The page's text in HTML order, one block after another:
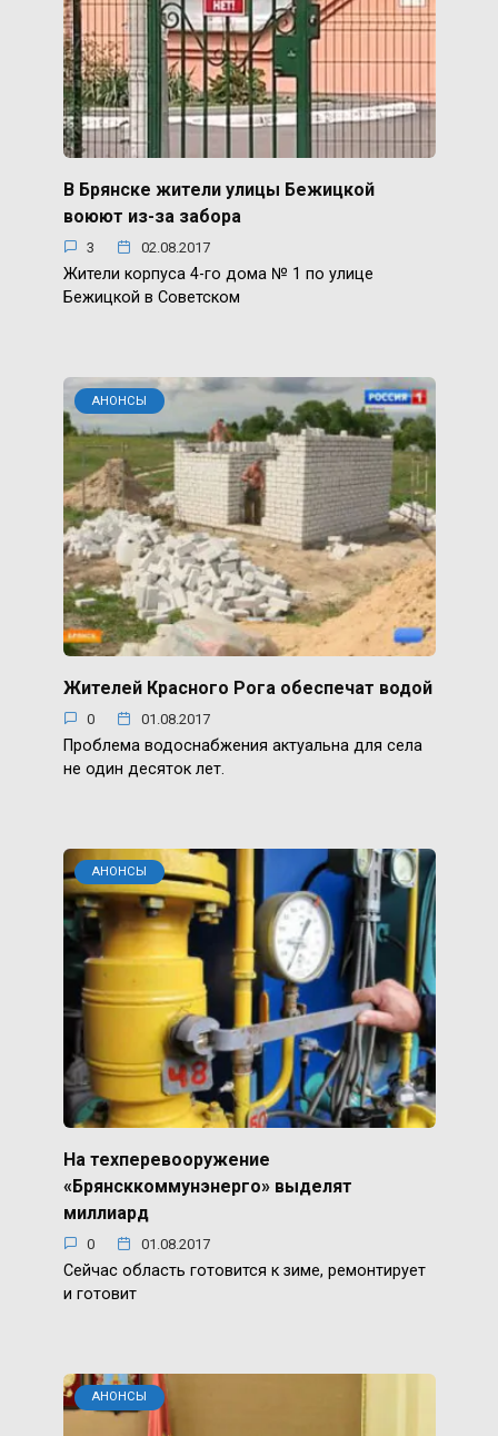
В Брянске жители улицы Бежицкой
воюют из-за забора
3 02.08.2017
Жители корпуса 4-го дома № 1 по улице
Бежицкой в Советском
АНОНСЫ
Жителей Красного Рога обеспечат водой
0 01.08.2017
Проблема водоснабжения актуальна для села
не один десяток лет.
АНОНСЫ
На техперевооружение
«Брянсккоммунэнерго» выделят
миллиард
0 01.08.2017
Сейчас область готовится к зиме, ремонтирует
и готовит
АНОНСЫ